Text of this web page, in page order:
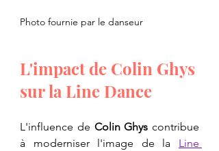
Photo fournie par le danseur
​L'impact de Colin Ghys
sur la Line Dance
​L'influence de Colin Ghys contribue
à moderniser l'image de la Line